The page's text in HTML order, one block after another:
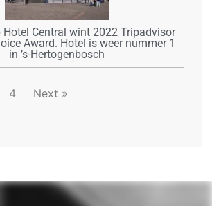
Hotel Central wint 2022 Tripadvisor
Award. Hotel is weer nummer 1
in ’s-Hertogenbosch
4 Next »